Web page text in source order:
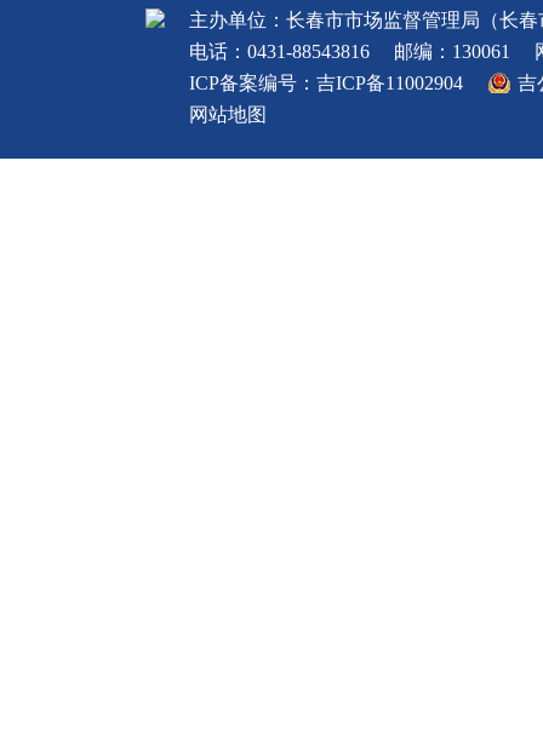
主办单位：长春市市场监督管理局（长
电话：0431-88543816
邮编：130061
ICP备案编号： 吉ICP备11002904
吉
网站地图